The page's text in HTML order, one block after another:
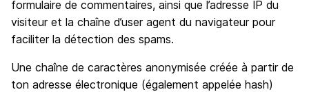
formulaire de commentaires, ainsi que l’adresse IP du
visiteur et la chaîne d’user agent du navigateur pour
faciliter la détection des spams.
Une chaîne de caractères anonymisée créée à partir de
ton adresse électronique (également appelée hash)